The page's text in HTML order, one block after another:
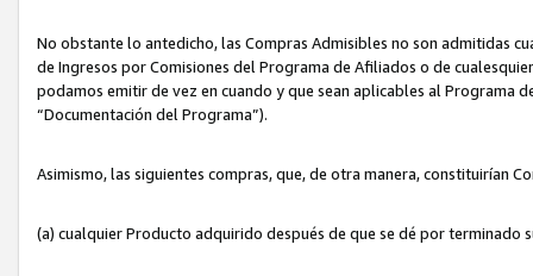
No obstante lo antedicho, las Compras Admisibles no son admitidas
de Ingresos por Comisiones del Programa de Afiliados o de
podamos emitir de vez en cuando y que sean aplicables al Programa
“Documentación del Programa”).
Asimismo, las siguientes compras, que, de otra manera, constituirían
(a) cualquier Producto adquirido después de que se dé por terminado